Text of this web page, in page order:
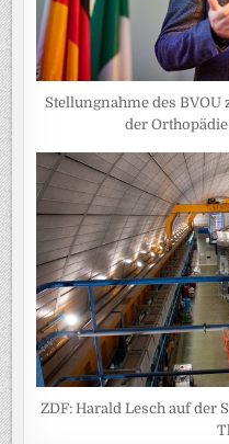
Stellungnahme des
der
ZDF: Harald Lesch auf der